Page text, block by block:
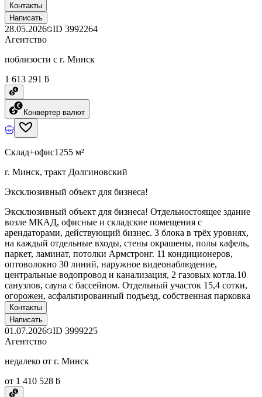
Контакты
Написать
28.05.2026 ID 3992264
Агентство
поблизости с г. Минск
1 613 291 ƃ
Конвертер валют
Склад+офис1255 м²
г. Минск, тракт Долгиновский
Эксклюзивный объект для бизнеса!
Эксклюзивный объект для бизнеса! Отдельностоящее здание
возле МКАД, офисные и складские помещения с
арендаторами, действующий бизнес. 3 блока в трёх уровнях,
на каждый отдельные входы, стены окрашены, полы кафель,
паркет, ламинат, потолки Армстронг. 11 кондиционеров,
оптоволокно 30 линий, наружное видеонаблюдение,
центральные водопровод и канализация, 2 газовых котла.10
санузлов, сауна с бассейном. Отдельный участок 15,4 сотки,
огорожен, асфальтированный подъезд, собственная парковка
Контакты
Написать
01.07.2026 ID 3999225
Агентство
недалеко от г. Минск
от 1 410 528 ƃ